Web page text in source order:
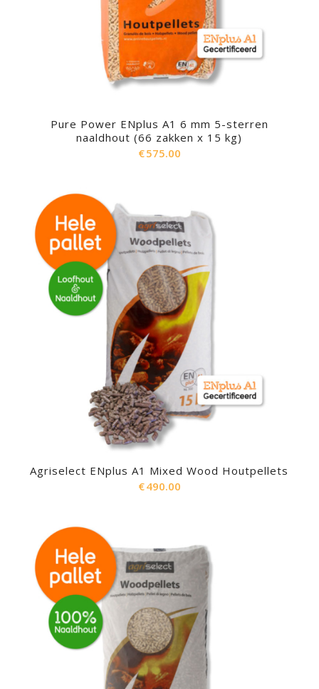
Pure Power ENplus A1 6 mm 5-sterren
naaldhout (66 zakken x 15 kg)
€575.00
Agriselect ENplus A1 Mixed Wood Houtpellets
€490.00